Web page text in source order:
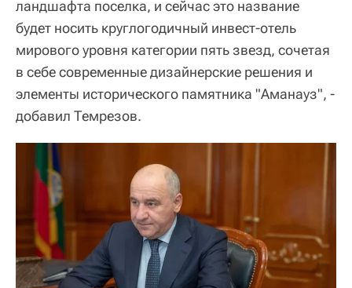
ландшафта поселка, и сейчас это название
будет носить круглогодичный инвест-отель
мирового уровня категории пять звезд, сочетая
в себе современные дизайнерские решения и
элементы исторического памятника "Аманауз", -
добавил Темрезов.